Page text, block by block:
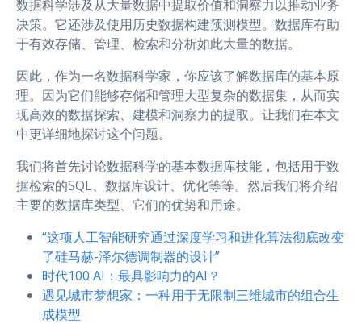
数据科学涉及从大量数据中提取价值和洞察力以推动业务
决策。它还涉及使用历史数据构建预测模型。数据库有助
于有效存储、管理、检索和分析如此大量的数据。
因此，作为一名数据科学家，你应该了解数据库的基本原
理。因为它们能够存储和管理大型复杂的数据集，从而实
现高效的数据探索、建模和洞察力的提取。让我们在本文
中更详细地探讨这个问题。
我们将首先讨论数据科学的基本数据库技能，包括用于数
据检索的SQL、数据库设计、优化等等。然后我们将介绍
主要的数据库类型、它们的优势和用途。
“这项人工智能研究通过深度学习和进化算法彻底改变
了硅马赫-泽尔德调制器的设计”
时代100 AI：最具影响力的AI？
遇见城市梦想家：一种用于无限制三维城市的组合生
成模型